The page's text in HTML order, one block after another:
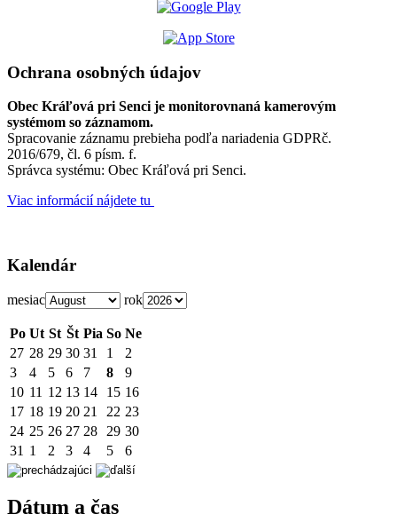
Ochrana osobných údajov
Obec Kráľová pri Senci je monitorovnaná kamerovým
systémom so záznamom.
Spracovanie záznamu prebieha podľa nariadenia GDPRč.
2016/679, čl. 6 písm. f.
Správca systému: Obec Kráľová pri Senci.
Viac informácií nájdete tu
Kalendár
mesiac rok
Po Ut St Št Pia So Ne
27 28 29 30 31 1
2
3
4 5 6 7 8
9
10 11 12 13 14 15 16
17 18 19 20 21 22 23
24 25 26 27 28 29 30
31 1 2 3 4 5 6
Dátum a čas